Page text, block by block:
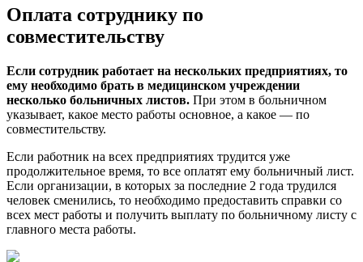
Оплата сотруднику по
совместительству
Если сотрудник работает на нескольких предприятиях, то
ему необходимо брать в медицинском учреждении
несколько больничных листов. При этом в больничном
указывает, какое место работы основное, а какое — по
совместительству.
Если работник на всех предприятиях трудится уже
продолжительное время, то все оплатят ему больничный лист.
Если организации, в которых за последние 2 года трудился
человек сменились, то необходимо предоставить справки со
всех мест работы и получить выплату по больничному листу с
главного места работы.